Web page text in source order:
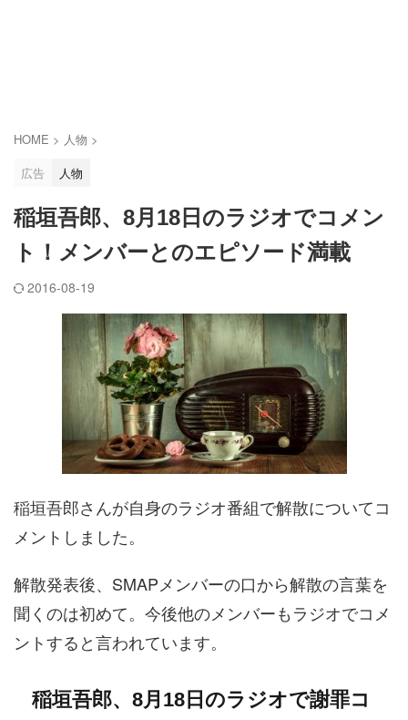
HOME > 人物 >
広告
人物
稲垣吾郎、8月18日のラジオでコメン
ト！メンバーとのエピソード満載
2016-08-19
稲垣吾郎さんが自身のラジオ番組で解散についてコ
メントしました。
解散発表後、SMAPメンバーの口から解散の言葉を
聞くのは初めて。今後他のメンバーもラジオでコメ
ントすると言われています。
稲垣吾郎、8月18日のラジオで謝罪コ